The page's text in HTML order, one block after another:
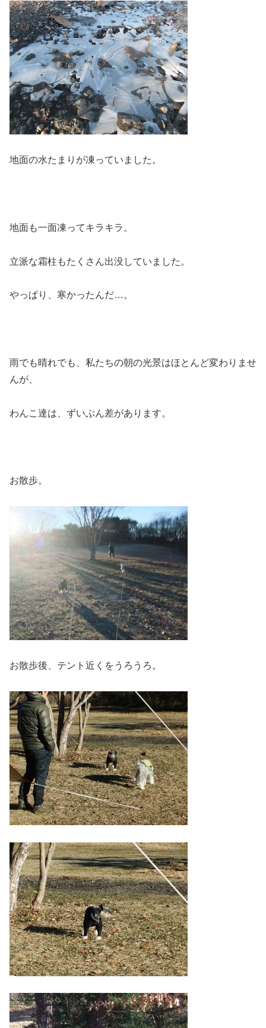
地面の水たまりが凍っていました。
地面も一面凍ってキラキラ。
立派な霜柱もたくさん出没していました。
やっぱり、寒かったんだ…。
雨でも晴れでも、私たちの朝の光景はほとんど変わりませ
んが、
わんこ達は、ずいぶん差があります。
お散歩。
お散歩後、テント近くをうろうろ。